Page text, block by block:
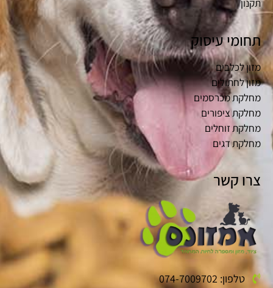
תקנון
תחומי עיסוק
מזון לכלבים
מזון לחתולים
מחלקת מכרסמים
מחלקת ציפורים
מחלקת זוחלים
מחלקת דגים
צרו קשר
טלפון: 074-7009702